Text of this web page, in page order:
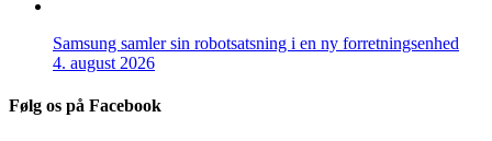
Samsung samler sin robotsatsning i en ny forretningsenhed
4. august 2026
Følg os på Facebook